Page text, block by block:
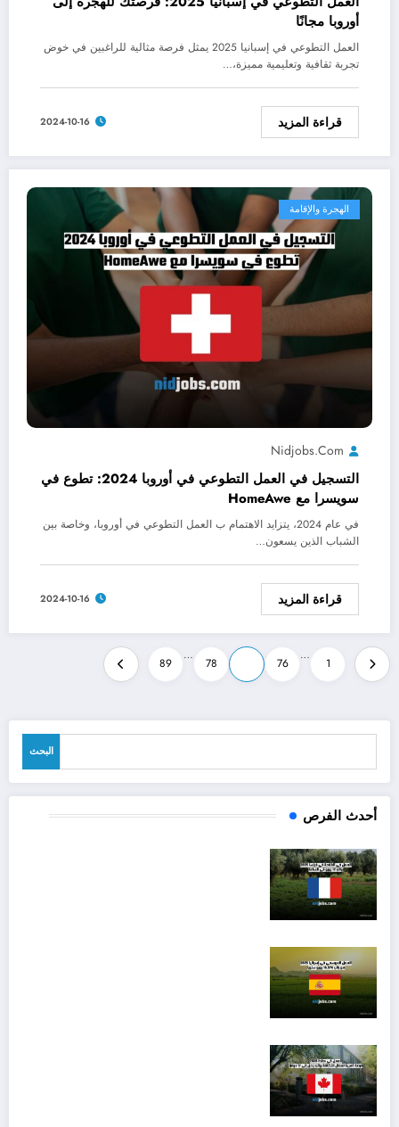
أوروبا مجانًا
العمل التطوعي في إسبانيا 2025 يمثل فرصة مثالية للراغبين في خوض
تجربة ثقافية وتعليمية مميزة،…
قراءة المزيد 2024-10-16
الهجرة والإقامة
Nidjobs.com
التسجيل في العمل التطوعي في أوروبا 2024: تطوع في
سويسرا مع HomeAwe
في عام 2024، يتزايد الاهتمام ب العمل التطوعي في أوروبا، وخاصة بين
الشباب الذين يسعون…
قراءة المزيد 2024-10-16
Posts
pagination
1
…
76
78
…
89
البحث
أحدث الفرص